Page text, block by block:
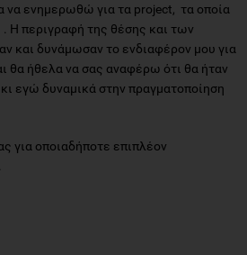
να ενημερωθώ για τα project, τα οποία
Η περιγραφή της θέσης και των
και δυνάμωσαν το ενδιαφέρον μου για
θα ήθελα να σας αναφέρω ότι θα ήταν
εγώ δυναμικά στην πραγματοποίηση
για οποιαδήποτε επιπλέον